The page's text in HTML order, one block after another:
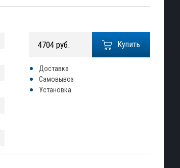
Купить
4704 руб.
Доставка
Самовывоз
Установка